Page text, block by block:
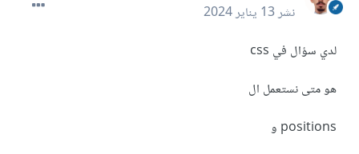
نشر13 يناير 2024
لدي سؤال في css
هو متى نستعمل ال
positions و